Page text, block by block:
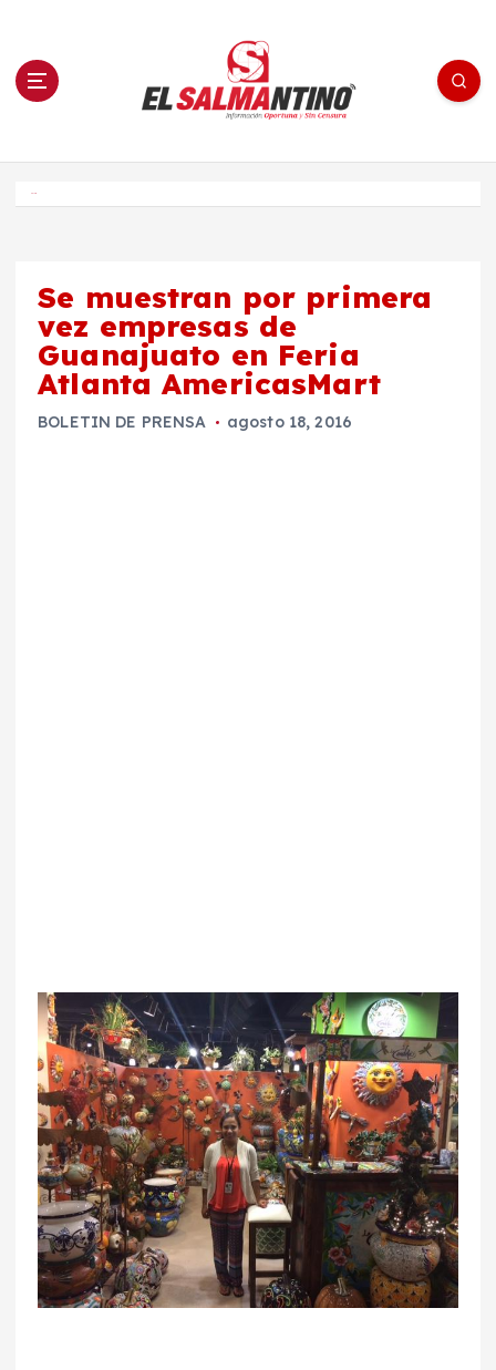
n El Salmantino - medios/noticias/editorial
Se muestran por primera
vez empresas de
Guanajuato en Feria
Atlanta AmericasMart
BOLETIN DE PRENSA agosto 18, 2016